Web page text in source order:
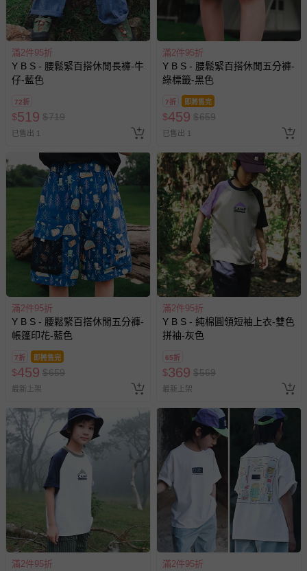
墊、寢具類等）。
-新生兒親膚衣物（嬰幼兒包巾與背巾、包屁衣、學習
褲、紗布衣等）。
-接觸性孕哺產品（奶嘴、奶瓶、擠乳器、哺乳衣、托腹
帶束縛衣、餐搖椅等）。
-其他原廠盒裝商品封口處已貼上「不可拆封」，或具警
示字句等說明貼紙、封條者。
國際航空、客運、訂房等服務。
相關的退換貨辦理流程，可詳見： 退換貨 & 退款問題
其他常見問題：
運送服務：目前提供的運送僅限台灣本島。如您位於離島地
區，可能會無法配送，或須依據商品需加收離島運費。廠商
亦保留出貨與否的權利。離島、偏遠地區、樓層親送等加價
費用，可能會另需加收。
商品實際的配達日期，可於訂單個人資料內的查詢訂單內，
已出貨通知之訊息為主。
如您收到商品，請依正常流程檢查是否完好，若商品遇瑕疵
情形，您可申請更換新品或退貨，請見：
若您對於會員帳號、商品訂購與資訊、購物流程、付款方
式、折價券與購物金的使用、退貨及商品運送方式等有疑
問，你可詳見：
媽咪愛客服中心。
預購商品：預購為海外同步代購，遇缺貨即會通知媽咪並協
助取消退款事宜。
商品如因「價格、組合」等錯誤原因，導致無法安排出貨，
會主動以簡訊及mail通知訂單取消事宜，並將提供適當補
償。
滿2件95折
Y B S - 腰鬆緊百搭休閒長褲-牛
仔-藍色
72折
$519 $719
已售出 1
滿2件95折
Y B S - 腰鬆緊百搭休閒五分褲-
綠標籤-黑色
7折 即將售完
$459 $659
已售出 1
滿2件95折
Y B S - 腰鬆緊百搭休閒五分褲-
帳篷印花-藍色
7折 即將售完
$459 $659
最新上架
滿2件95折
Y B S - 純棉圓領短袖上衣-雙色
拼袖-灰色
65折
$369 $569
最新上架
滿2件95折 滿2件95折